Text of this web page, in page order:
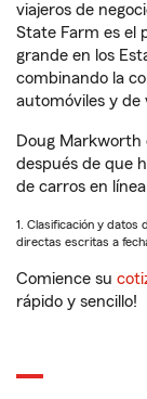
viajeros de
State Farm es el
grande en los
combinando la
automóviles y de
Doug Markworth
después de que
de carros en
1. Clasificación y datos
directas escritas a
Comience su
rápido y sencillo!